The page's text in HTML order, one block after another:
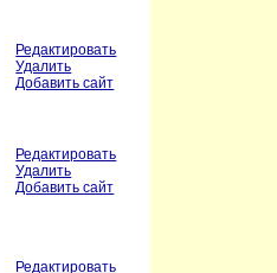
Редактировать
Удалить
Добавить сайт
Редактировать
Удалить
Добавить сайт
Редактировать